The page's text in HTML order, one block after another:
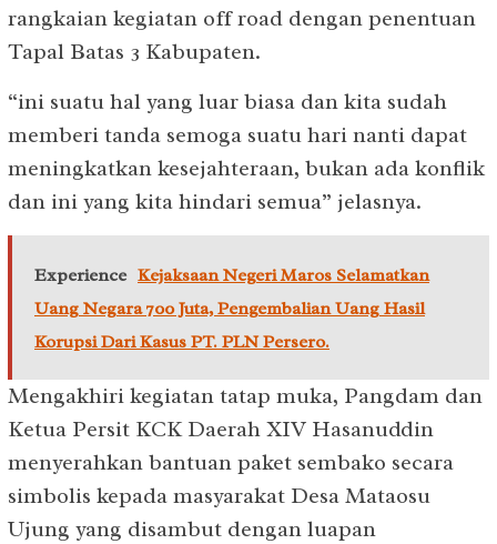
rangkaian kegiatan off road dengan penentuan
Tapal Batas 3 Kabupaten.
“ini suatu hal yang luar biasa dan kita sudah
memberi tanda semoga suatu hari nanti dapat
meningkatkan kesejahteraan, bukan ada konflik
dan ini yang kita hindari semua” jelasnya.
Experience Kejaksaan Negeri Maros Selamatkan
Uang Negara 700 Juta, Pengembalian Uang Hasil
Korupsi Dari Kasus PT. PLN Persero.
Mengakhiri kegiatan tatap muka, Pangdam dan
Ketua Persit KCK Daerah XIV Hasanuddin
menyerahkan bantuan paket sembako secara
simbolis kepada masyarakat Desa Mataosu
Ujung yang disambut dengan luapan